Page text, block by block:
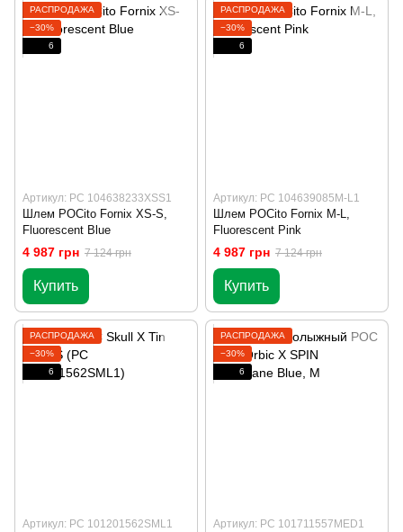
РАСПРОДАЖА
−30%
6
Артикул: PC 104638233XSS1
Шлем POCito Fornix XS-S,
Fluorescent Blue
4 987 грн 7 124 грн
Купить
РАСПРОДАЖА
−30%
6
Артикул: PC 104639085M-L1
Шлем POCito Fornix M-L,
Fluorescent Pink
4 987 грн 7 124 грн
Купить
РАСПРОДАЖА
−30%
6
Артикул: PC 101201562SML1
РАСПРОДАЖА
−30%
6
Артикул: PC 101711557MED1